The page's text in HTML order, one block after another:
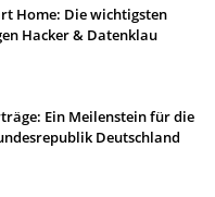
Home: Die wichtigsten
Hacker & Datenklau
Ein Meilenstein für die
Deutschland